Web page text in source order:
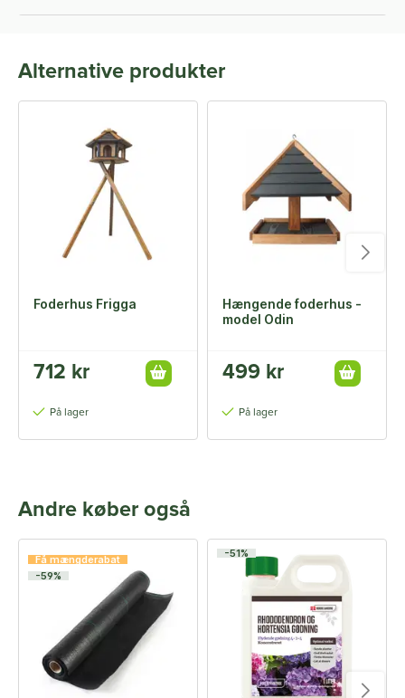
Alternative produkter
Foderhus Frigga
712 kr
På lager
Hængende foderhus -
model Odin
499 kr
På lager
Andre køber også
Få mængderabat
-59%
-51%